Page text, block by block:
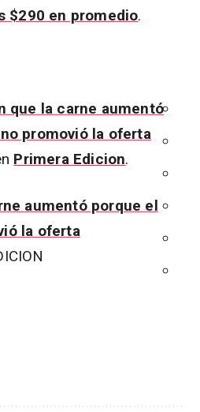
$290 en promedio.
que la carne aumentó
promovió la oferta
Primera Edicion.
aumentó porque el
la oferta